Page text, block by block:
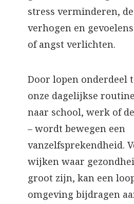
stress verminderen,
verhogen en
of angst verlichten.
Door lopen onderdeel
onze dagelijkse
naar school, werk of
– wordt bewegen een
vanzelfsprekendheid.
wijken waar
groot zijn, kan een
omgeving bijdragen